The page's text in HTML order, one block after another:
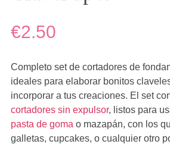
€2.50
Completo set de cortadores de
ideales para elaborar bonitos
incorporar a tus creaciones. El set
cortadores sin expulsor, listos para
pasta de goma o mazapán, con los
galletas, cupcakes, o cualquier otro